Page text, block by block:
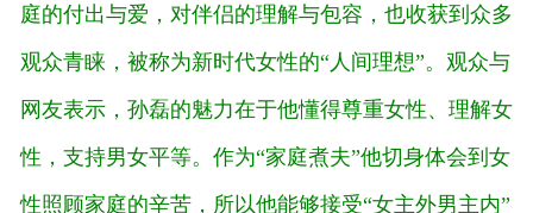
庭的付出与爱，对伴侣的理解与包容，也收获到众多
观众青睐，被称为新时代女性的“人间理想”。观众与
网友表示，孙磊的魅力在于他懂得尊重女性、理解女
性，支持男女平等。作为“家庭煮夫”他切身体会到女
性照顾家庭的辛苦，所以他能够接受“女主外男主内”